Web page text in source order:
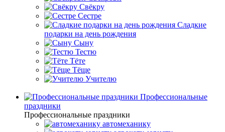
Свёкру
Сестре
Сладкие
подарки на день рождения
Сыну
Тестю
Тёте
Тёще
Учителю
Профессиональные
праздники
Профессиональные праздники
автомеханику